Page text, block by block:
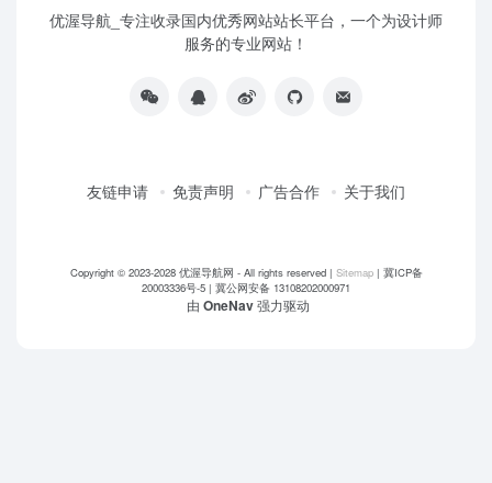
优渥导航_专注收录国内优秀网站站长平台，一个为设计师
服务的专业网站！
友链申请 免责声明 广告合作 关于我们
Copyright © 2023-2028 优渥导航网 - All rights reserved | Sitemap| 冀ICP备
20003336号-5 | 冀公网安备 13108202000971
由 OneNav强力驱动